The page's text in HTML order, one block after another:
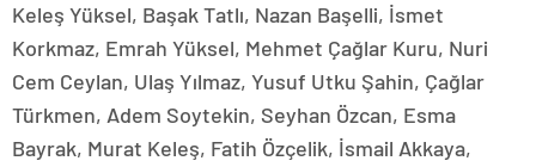
Keleş Yüksel, Başak Tatlı, Nazan Başelli, İsmet
Korkmaz, Emrah Yüksel, Mehmet Çağlar Kuru, Nuri
Cem Ceylan, Ulaş Yılmaz, Yusuf Utku Şahin, Çağlar
Türkmen, Adem Soytekin, Seyhan Özcan, Esma
Bayrak, Murat Keleş, Fatih Özçelik, İsmail Akkaya,